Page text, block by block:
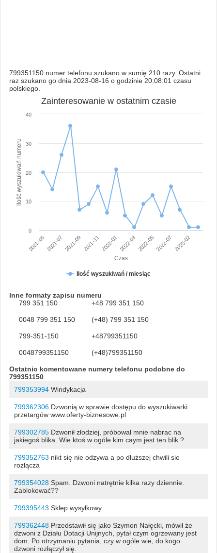
799351150 numer telefonu szukano w sumię 210 razy. Ostatni
raz szukano go dnia 2023-08-16 o godzinie 20:08:01 czasu
polskiego.
Czas
Ilość wyszukiwań numeru
Zainteresowanie w ostatnim czasie
Ilość wyszukiwań / miesiąc
2021-052021-07 2021-092021-112022-012022-032022-052022-07 2023-02
0
10
20
30
40
Inne formaty zapisu numeru
799 351 150
+48 799 351 150
0048 799 351 150 (+48) 799 351 150
799-351-150 +48799351150
0048799351150 (+48)799351150
Ostatnio komentowane numery telefonu podobne do
799351150
799353994Windykacja
799362306Dzwonią w sprawie dostępu do wyszukiwarki
przetargów www.oferty-biznesowe.pl
799302785Dzwonił złodziej, próbowal mnie nabrac na
jakiegoś blika. Wie ktoś w ogóle kim caym jest ten blik ?
799352763 nikt się nie odzywa a po dłuższej chwili sie
rozłącza
799354028Spam. Dzwoni natrętnie kilka razy dziennie.
Zablokować??
799395443 Sklep wysyłkowy
799362448Przedstawił się jako Szymon Nałęcki, mówił że
dzwoni z Działu Dotacji Unijnych, pytał czym ogrzewany jest
dom. Po otrzymaniu pytania, czy w ogóle wie, do kogo
dzwoni rozłączył się.